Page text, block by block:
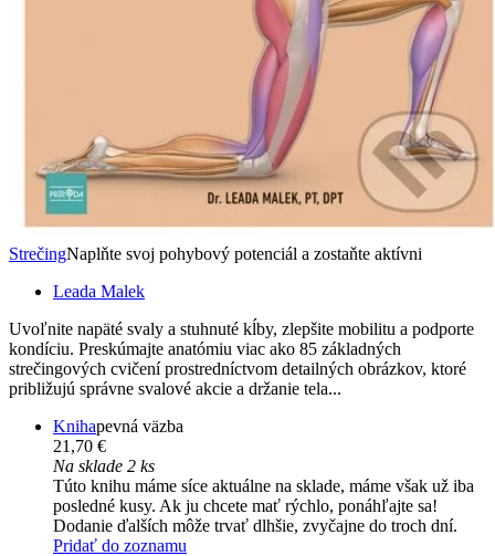
StrečingNaplňte svoj pohybový potenciál a zostaňte aktívni
Leada Malek
Uvoľnite napäté svaly a stuhnuté kĺby, zlepšite mobilitu a podporte
kondíciu. Preskúmajte anatómiu viac ako 85 základných
strečingových cvičení prostredníctvom detailných obrázkov, ktoré
približujú správne svalové akcie a držanie tela...
Knihapevná väzba
21,70 €
Na sklade 2 ks
Túto knihu máme síce aktuálne na sklade, máme však už iba
posledné kusy. Ak ju chcete mať rýchlo, ponáhľajte sa!
Dodanie ďalších môže trvať dlhšie, zvyčajne do troch dní.
Pridať do zoznamu